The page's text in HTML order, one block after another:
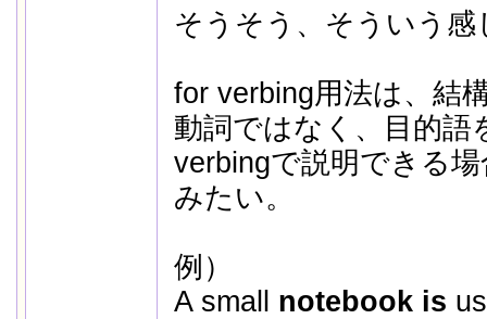
そうそう、そういう感
for verbing用法は、結
動詞ではなく、目的
verbingで説明できる
みたい。
例）
A small notebook is